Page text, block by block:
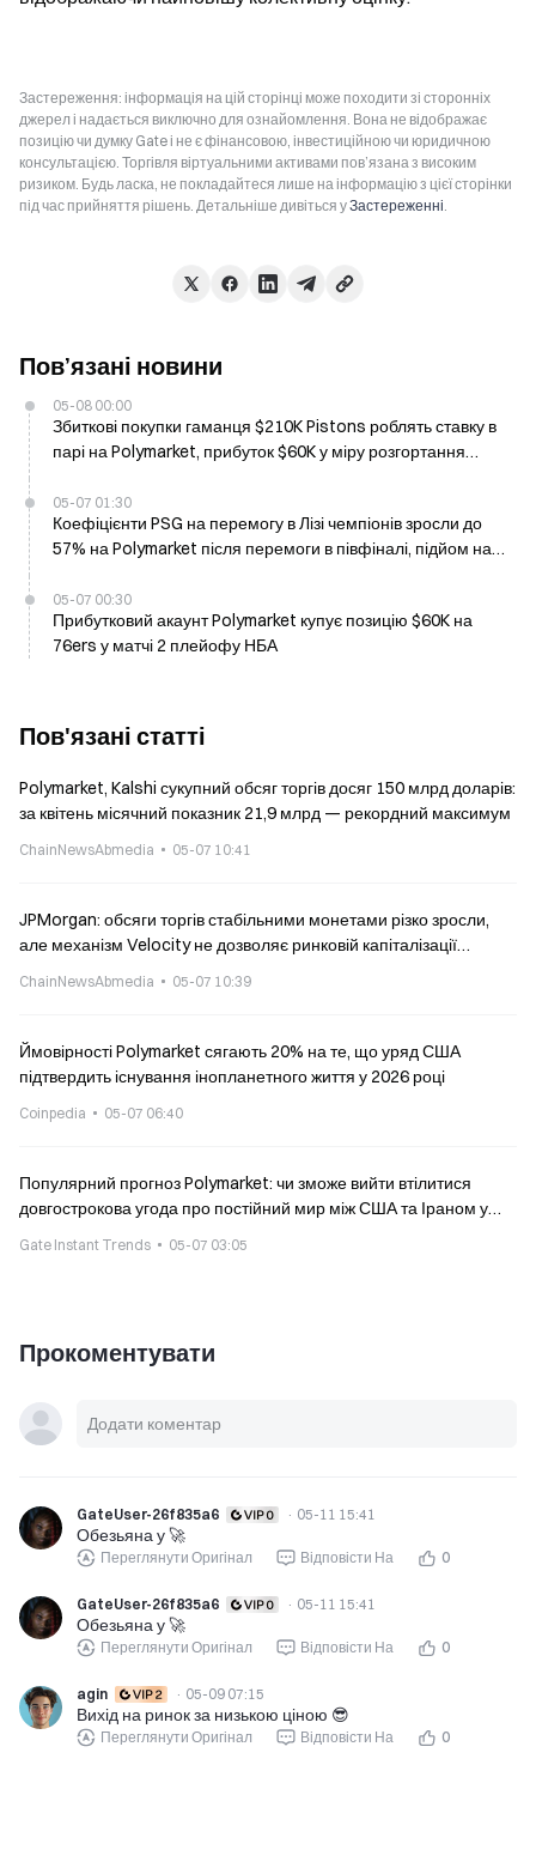
Застереження: інформація на цій сторінці може походити зі сторонніх
джерел і надається виключно для ознайомлення. Вона не відображає
позицію чи думку Gate і не є фінансовою, інвестиційною чи юридичною
консультацією. Торгівля віртуальними активами пов’язана з високим
ризиком. Будь ласка, не покладайтеся лише на інформацію з цієї сторінки
під час прийняття рішень. Детальніше дивіться уЗастереженні.
Пов’язані новини
05-08 00:00
Збиткові покупки гаманця $210K Pistons роблять ставку в
парі на Polymarket, прибуток $60K у міру розгортання
05-07 01:30
Коефіцієнти PSG на перемогу в Лізі чемпіонів зросли до
57% на Polymarket після перемоги в півфіналі, підйом на
05-07 00:30
Прибутковий акаунт Polymarket купує позицію $60K на
76ers у матчі 2 плейофу НБА
Пов'язані статті
Polymarket, Kalshi сукупний обсяг торгів досяг 150 млрд доларів:
за квітень місячний показник 21,9 млрд — рекордний максимум
ChainNewsAbmedia 05-07 10:41
JPMorgan: обсяги торгів стабільними монетами різко зросли,
але механізм Velocity не дозволяє ринковій капіталізації
ChainNewsAbmedia 05-07 10:39
Ймовірності Polymarket сягають 20% на те, що уряд США
підтвердить існування інопланетного життя у 2026 році
Coinpedia 05-07 06:40
Популярний прогноз Polymarket: чи зможе вийти втілитися
довгострокова угода про постійний мир між США та Іраном у
Gate Instant Trends 05-07 03:05
Прокоментувати
GateUser-26f835a6 · 05-11 15:41
Обезьяна у 🚀
Переглянути Оригінал Відповісти На 0
GateUser-26f835a6 · 05-11 15:41
Обезьяна у 🚀
Переглянути Оригінал Відповісти На 0
agin · 05-09 07:15
Вихід на ринок за низькою ціною 😎
Переглянути Оригінал Відповісти На 0